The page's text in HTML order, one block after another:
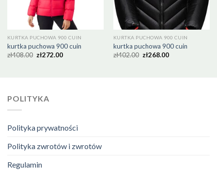
KURTKA PUCHOWA 900 CUIN
kurtka puchowa 900 cuin
zł408.00 zł272.00
KURTKA PUCHOWA 900 CUIN
kurtka puchowa 900 cuin
zł402.00 zł268.00
POLITYKA
Polityka prywatności
Polityka zwrotów i zwrotów
Regulamin